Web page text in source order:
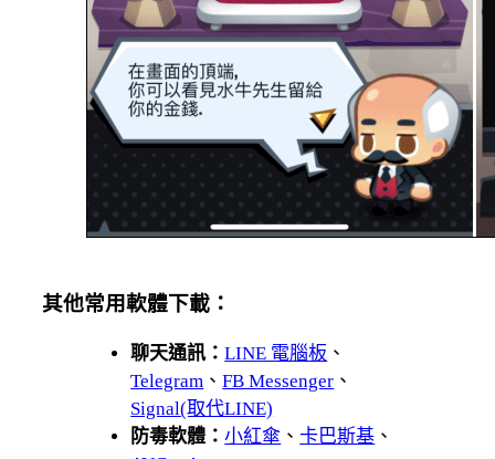
其他常用軟體下載：
聊天通訊：LINE 電腦板 、
Telegram 、FB Messenger 、
Signal(取代LINE)
防毒軟體：小紅傘 、卡巴斯基 、